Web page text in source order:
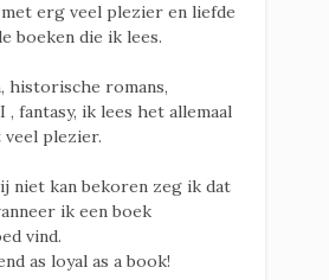
erg veel plezier en liefde
boeken die ik lees.
historische romans,
fantasy, ik lees het allemaal
veel plezier.
niet kan bekoren zeg ik dat
ik een boek
vind.
as loyal as a book!